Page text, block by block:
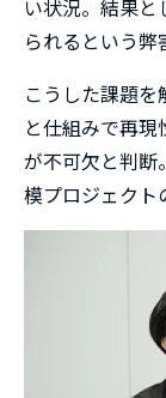
い状況。結果
られるという弊
こうした課題
と仕組みで再
が不可欠と判断
模プロジェクト